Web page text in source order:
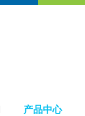
产品中心